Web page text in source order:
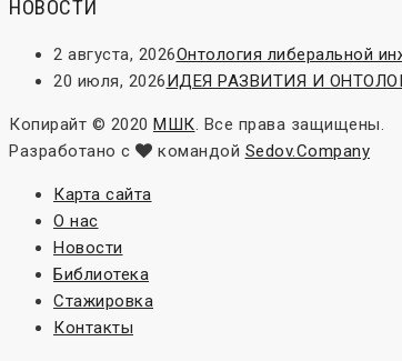
НОВОСТИ
2 августа, 2026Онтология либеральной
20 июля, 2026ИДЕЯ РАЗВИТИЯ И
Копирайт © 2020 МШК. Все права защищены.
Разработано с
командой Sedov.Company
Карта сайта
О нас
Новости
Библиотека
Стажировка
Контакты